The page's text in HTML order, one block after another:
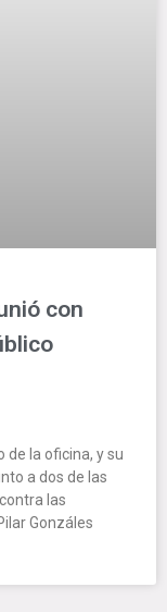
con
de la oficina, y su
a dos de las
las
Gonzáles